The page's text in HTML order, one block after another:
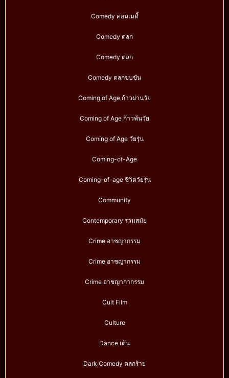
Comedy คอมเมดี้
Comedy ตลก
Comedy ตลก
Comedy ตลกขบขัน
Coming of Age ก้าวผ่านวัย
Coming of Age ก้าวพ้นวัย
Coming of Age วัยรุ่น
Coming-of-Age
Coming-of-age ชีวิตวัยรุ่น
Community
Contemporary ร่วมสมัย
Crime อาชญากรรม
Crime อาชญากรรม
Crime อาชญากากรรม
Cult Film
Culture
Dance เต้น
Dark Comedy ตลกร้าย